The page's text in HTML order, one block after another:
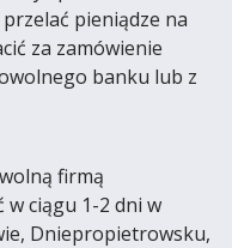
pieniądze na
za zamówienie
banku lub z
firmą
ciągu 1-2 dni w
Dniepropietrowsku,